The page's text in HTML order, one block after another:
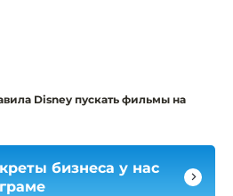
Disney пускать фильмы на
бизнеса у нас